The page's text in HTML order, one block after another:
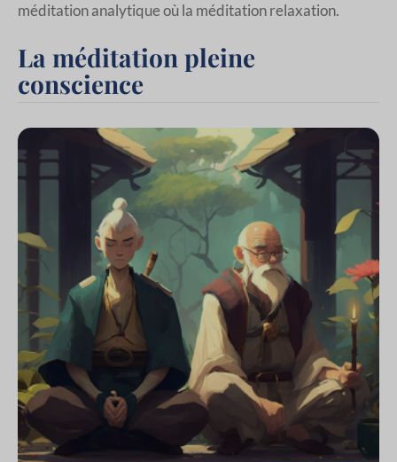
méditation analytique où la méditation relaxation.
La méditation pleine
conscience